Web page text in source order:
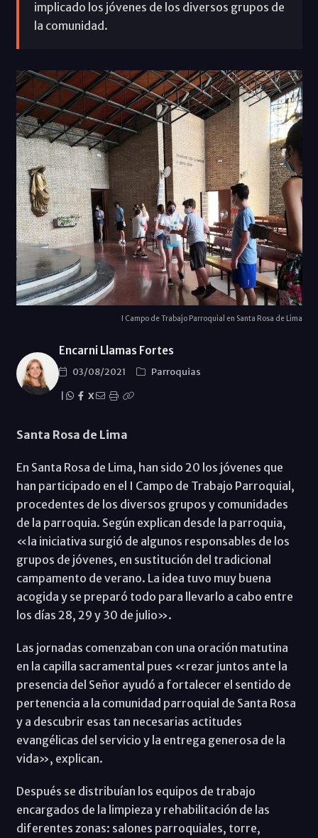
implicado los jóvenes de los diversos grupos de
la comunidad.
I Campo de Trabajo Parroquial en Santa Rosa de Lima
Encarni Llamas Fortes
03/08/2021
Parroquias
X
Santa Rosa de Lima
En Santa Rosa de Lima, han sido 20 los jóvenes que
han participado en el I Campo de Trabajo Parroquial,
procedentes de los diversos grupos y comunidades
de la parroquia. Según explican desde la parroquia,
«la iniciativa surgió de algunos responsables de los
grupos de jóvenes, en sustitución del tradicional
campamento de verano. La idea tuvo muy buena
acogida y se preparó todo para llevarlo a cabo entre
los días 28, 29 y 30 de julio».
Las jornadas comenzaban con una oración matutina
en la capilla sacramental pues «rezar juntos ante la
presencia del Señor ayudó a fortalecer el sentido de
pertenencia a la comunidad parroquial de Santa Rosa
y a descubrir esas tan necesarias actitudes
evangélicas del servicio y la entrega generosa de la
vida», explican.
Después se distribuían los equipos de trabajo
encargados de la limpieza y rehabilitación de las
diferentes zonas: salones parroquiales, torre,